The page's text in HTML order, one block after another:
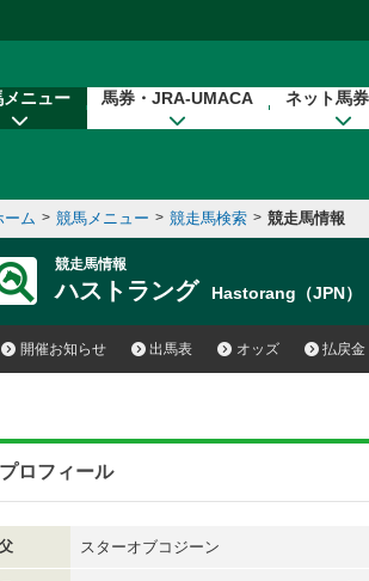
メニュー 馬券・JRA-UMACA ネット馬
ーム > 競馬メニュー > 競走馬検索 > 競走馬情報
競走馬情報
ハストラング Hastorang（JPN）
開催お知らせ 出馬表 オッズ 払戻金
プロフィール
父 スターオブコジーン